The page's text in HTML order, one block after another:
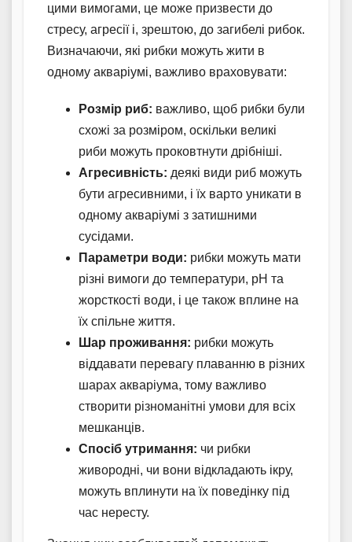
цими вимогами, це може призвести до
стресу, агресії і, зрештою, до загибелі рибок.
Визначаючи, які рибки можуть жити в
одному акваріумі, важливо враховувати:
Розмір риб: важливо, щоб рибки були
схожі за розміром, оскільки великі
риби можуть проковтнути дрібніші.
Агресивність: деякі види риб можуть
бути агресивними, і їх варто уникати в
одному акваріумі з затишними
сусідами.
Параметри води: рибки можуть мати
різні вимоги до температури, pH та
жорсткості води, і це також вплине на
їх спільне життя.
Шар проживання: рибки можуть
віддавати перевагу плаванню в різних
шарах акваріума, тому важливо
створити різноманітні умови для всіх
мешканців.
Спосіб утримання: чи рибки
живородні, чи вони відкладають ікру,
можуть вплинути на їх поведінку під
час нересту.